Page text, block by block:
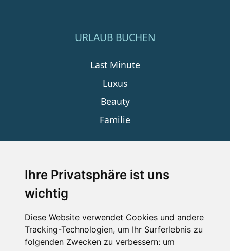
Ihre Privatsphäre ist uns
wichtig
Diese Website verwendet Cookies und andere
Tracking-Technologien, um Ihr Surferlebnis zu
folgenden Zwecken zu verbessern: um
URLAUB BUCHEN
Last Minute
Luxus
Beauty
Familie
SERVICE
Datenschutz
Nutzungsbedingungen